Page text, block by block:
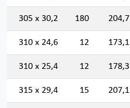
305 x 30,2 180 204,7
310 x 24,6 12 173,1
310 x 25,4 12 178,3
315 x 29,4 15 207,1